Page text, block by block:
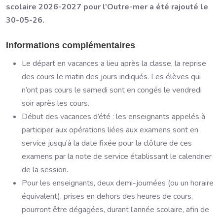
scolaire 2026-2027 pour l’Outre-mer a été rajouté le
30-05-26.
Informations complémentaires
Le départ en vacances a lieu après la classe, la reprise
des cours le matin des jours indiqués. Les élèves qui
n’ont pas cours le samedi sont en congés le vendredi
soir après les cours.
Début des vacances d’été : les enseignants appelés à
participer aux opérations liées aux examens sont en
service jusqu’à la date fixée pour la clôture de ces
examens par la note de service établissant le calendrier
de la session.
Pour les enseignants, deux demi-journées (ou un horaire
équivalent), prises en dehors des heures de cours,
pourront être dégagées, durant l’année scolaire, afin de